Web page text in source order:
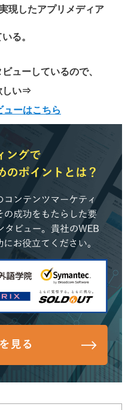
現したアプリメディア
る。
ューしているので、
しい⇒
ーはこちら